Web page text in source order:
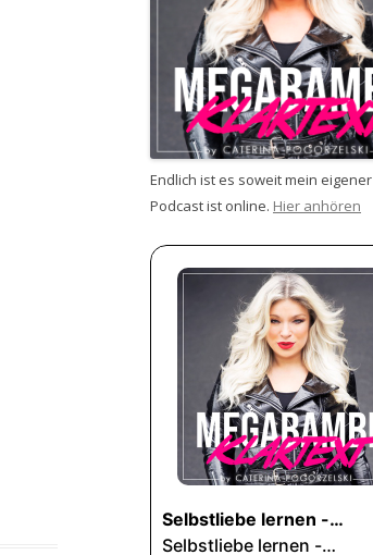
Endlich ist es soweit mein eigener
Podcast ist online. Hier anhören